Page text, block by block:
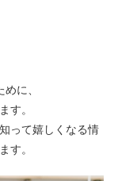
に、
す。
って嬉しくなる情
す。